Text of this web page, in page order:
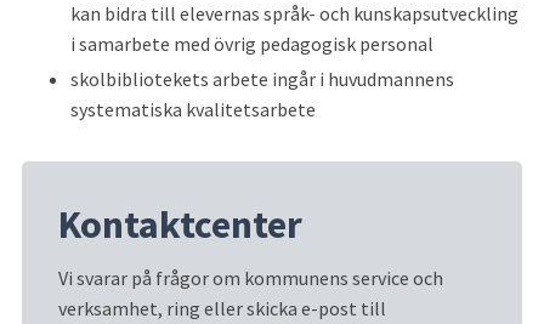
kan bidra till elevernas språk- och kunskapsutveckling
i samarbete med övrig pedagogisk personal
skolbibliotekets arbete ingår i huvudmannens
systematiska kvalitetsarbete
Kontaktcenter
Vi svarar på frågor om kommunens service och
verksamhet, ring eller skicka e-post till